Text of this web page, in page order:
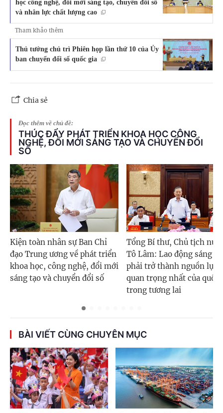
học công nghệ, đổi mới sáng tạo, chuyển đổi số
và nhân lực chất lượng cao
Tham khảo thêm
Thủ tướng chủ trì Phiên họp lần thứ 10 của Ủy
ban chuyển đổi số quốc gia
Chia sẻ
Đọc thêm về chủ đề:
THÚC ĐẨY PHÁT TRIỂN KHOA HỌC CÔNG
NGHỆ, ĐỔI MỚI SÁNG TẠO VÀ CHUYỂN ĐỔI
SỐ
Kiện toàn nhân sự Ban Chỉ
đạo Trung ương về phát triển
khoa học, công nghệ, đổi mới
sáng tạo và chuyển đổi số
Tổng Bí thư, Chủ tịch
Tô Lâm: Lao động sáng
phải trở thành nguồn lực
quan trọng nhất của quốc
trong tương lai
BÀI VIẾT CÙNG CHUYÊN MỤC